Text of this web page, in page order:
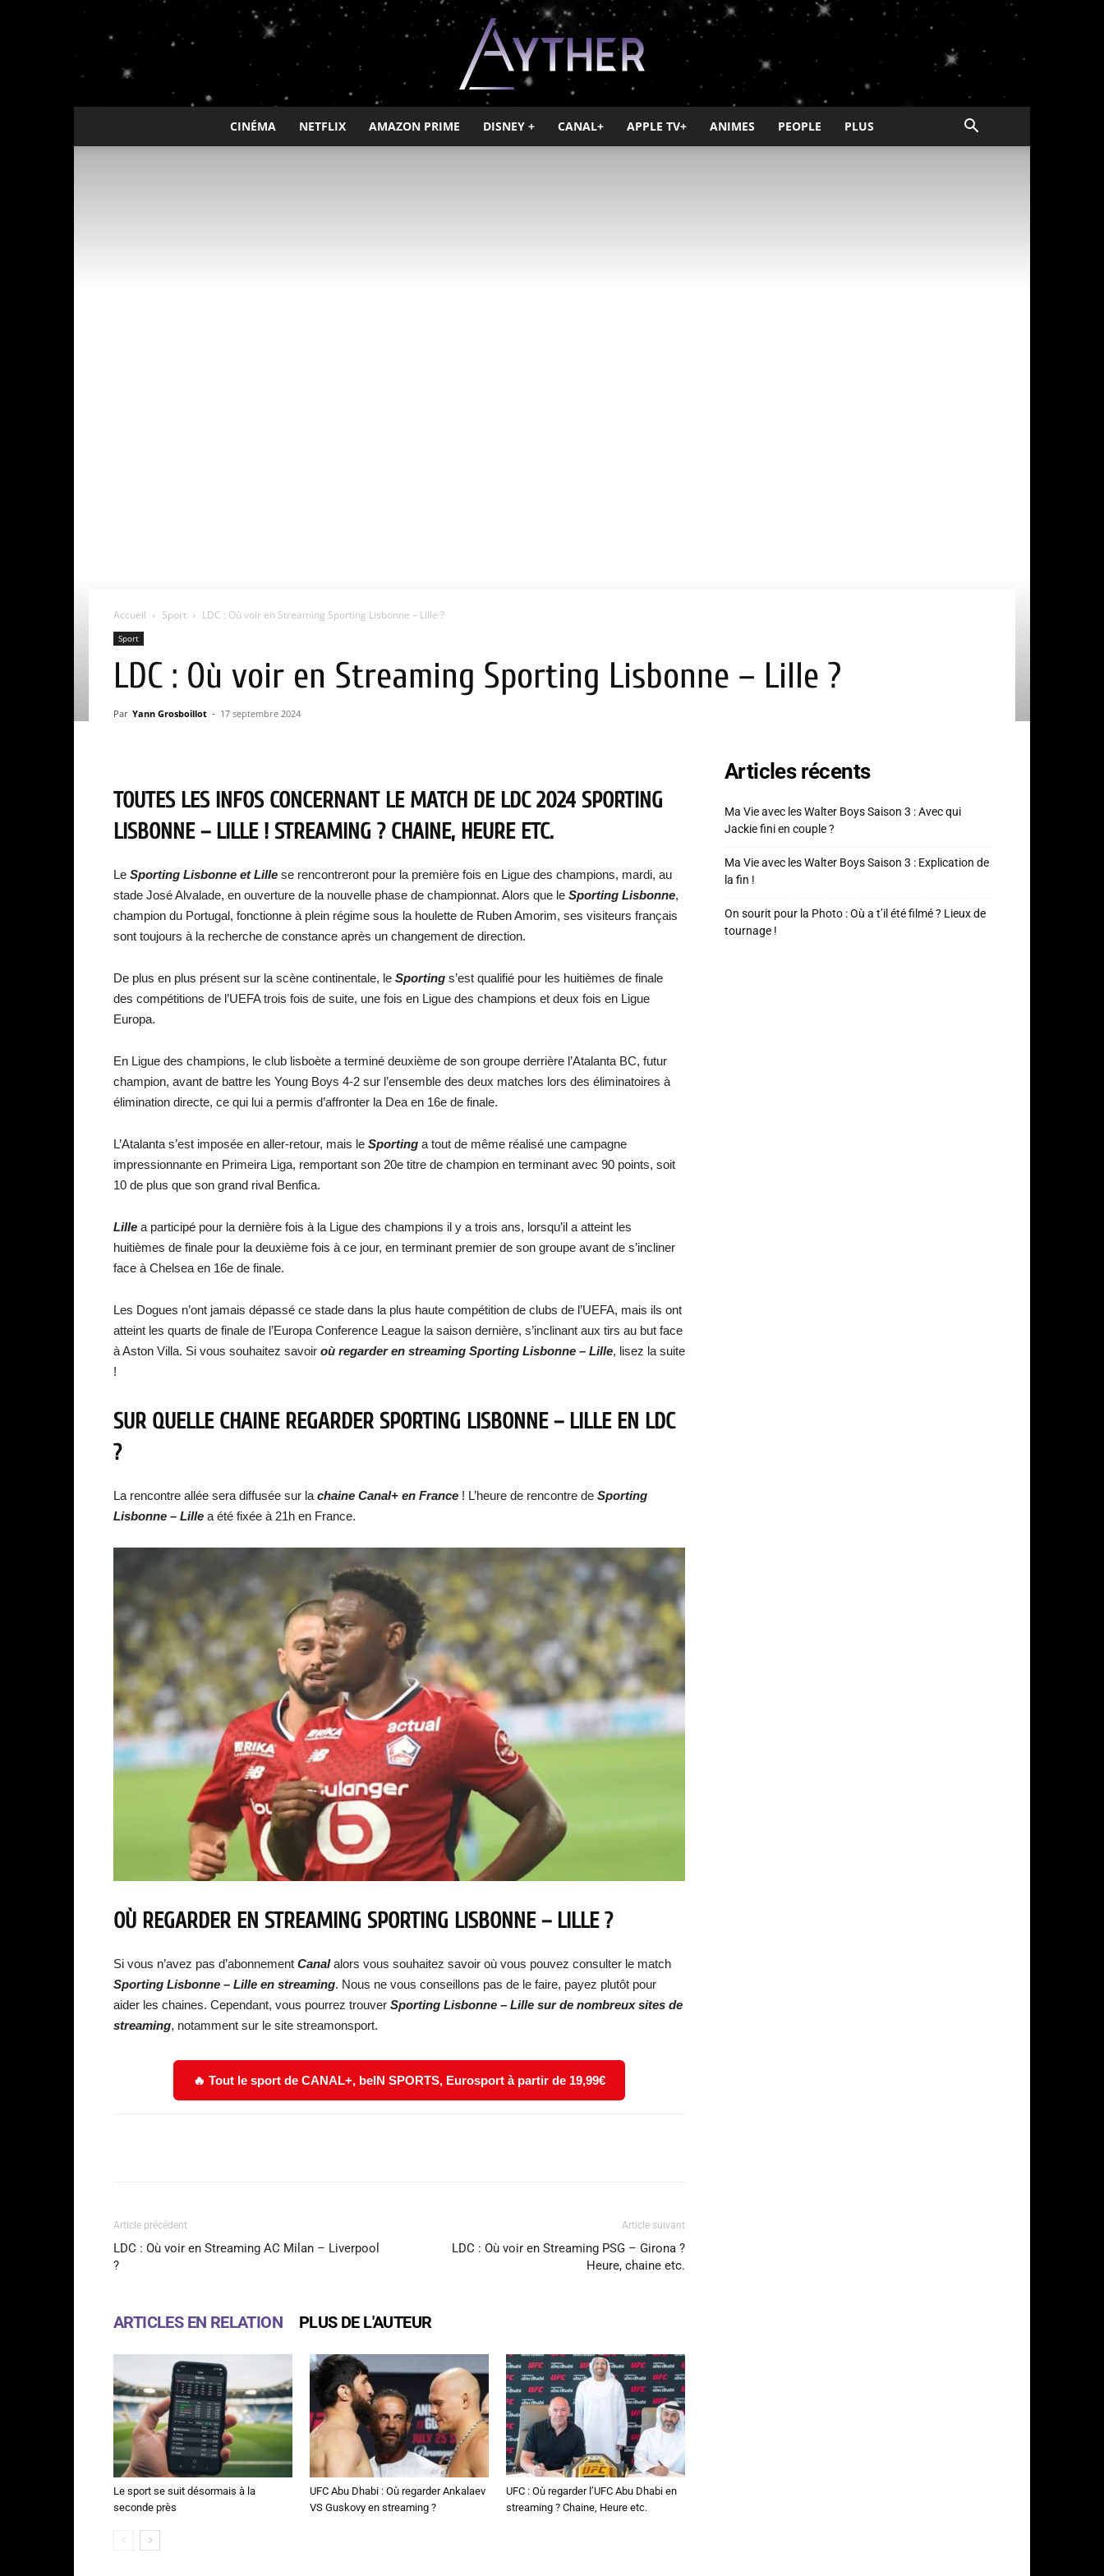
Ayther
CINÉMA NETFLIX AMAZON PRIME DISNEY + CANAL+ APPLE TV+ ANIMES PEOPLE PLUS
Accueil Sport LDC : Où voir en Streaming Sporting Lisbonne – Lille ?
Sport
LDC : Où voir en Streaming Sporting Lisbonne – Lille ?
Par Yann Grosboillot - 17 septembre 2024
TOUTES LES INFOS CONCERNANT LE MATCH DE LDC 2024 SPORTING
LISBONNE – LILLE ! STREAMING ? CHAINE, HEURE ETC.
Le Sporting Lisbonne et Lille se rencontreront pour la première fois en Ligue des champions, mardi, au
stade José Alvalade, en ouverture de la nouvelle phase de championnat. Alors que le Sporting Lisbonne,
champion du Portugal, fonctionne à plein régime sous la houlette de Ruben Amorim, ses visiteurs français
sont toujours à la recherche de constance après un changement de direction.
De plus en plus présent sur la scène continentale, le Sporting s’est qualifié pour les huitièmes de finale
des compétitions de l’UEFA trois fois de suite, une fois en Ligue des champions et deux fois en Ligue
Europa.
En Ligue des champions, le club lisboète a terminé deuxième de son groupe derrière l’Atalanta BC, futur
champion, avant de battre les Young Boys 4-2 sur l’ensemble des deux matches lors des éliminatoires à
élimination directe, ce qui lui a permis d’affronter la Dea en 16e de finale.
L’Atalanta s’est imposée en aller-retour, mais le Sporting a tout de même réalisé une campagne
impressionnante en Primeira Liga, remportant son 20e titre de champion en terminant avec 90 points, soit
10 de plus que son grand rival Benfica.
Lille a participé pour la dernière fois à la Ligue des champions il y a trois ans, lorsqu’il a atteint les
huitièmes de finale pour la deuxième fois à ce jour, en terminant premier de son groupe avant de s’incliner
face à Chelsea en 16e de finale.
Les Dogues n’ont jamais dépassé ce stade dans la plus haute compétition de clubs de l’UEFA, mais ils ont
atteint les quarts de finale de l’Europa Conference League la saison dernière, s’inclinant aux tirs au but face
à Aston Villa. Si vous souhaitez savoir où regarder en streaming Sporting Lisbonne – Lille, lisez la suite
!
SUR QUELLE CHAINE REGARDER SPORTING LISBONNE – LILLE EN LDC
?
La rencontre allée sera diffusée sur la chaine Canal+ en France ! L’heure de rencontre de Sporting
Lisbonne – Lille a été fixée à 21h en France.
OÙ REGARDER EN STREAMING SPORTING LISBONNE – LILLE ?
Si vous n’avez pas d’abonnement Canalalors vous souhaitez savoir où vous pouvez consulter le match
Sporting Lisbonne – Lille en streaming. Nous ne vous conseillons pas de le faire, payez plutôt pour
aider les chaines. Cependant, vous pourrez trouver Sporting Lisbonne – Lille sur de nombreux sites de
streaming, notamment sur le site streamonsport.
🔥 Tout le sport de CANAL+, beIN SPORTS, Eurosport à partir de 19,99€
Article précédent
LDC : Où voir en Streaming AC Milan – Liverpool
?
Article suivant
LDC : Où voir en Streaming PSG – Girona ?
Heure, chaine etc.
ARTICLES EN RELATION PLUS DE L'AUTEUR
Le sport se suit désormais à la
seconde près
UFC Abu Dhabi : Où regarder Ankalaev
VS Guskovy en streaming ?
UFC : Où regarder l’UFC Abu Dhabi en
streaming ? Chaine, Heure etc.
Articles récents
Ma Vie avec les Walter Boys Saison 3 : Avec qui
Jackie fini en couple ?
Ma Vie avec les Walter Boys Saison 3 : Explication de
la fin !
On sourit pour la Photo : Où a t’il été filmé ? Lieux de
tournage !